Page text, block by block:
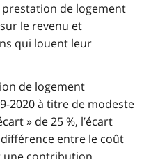
prestation de logement
le revenu et
qui louent leur
de logement
2020 à titre de modeste
» de 25 %, l’écart
entre le coût